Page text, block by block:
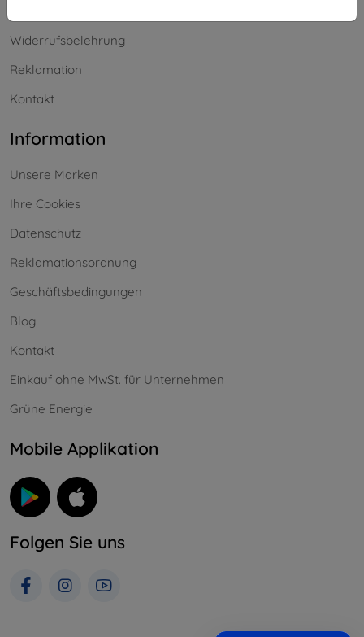
Widerrufsbelehrung
Reklamation
Kontakt
Information
Unsere Marken
Ihre Cookies
Datenschutz
Reklamationsordnung
Geschäftsbedingungen
Blog
Kontakt
Einkauf ohne MwSt. für Unternehmen
Grüne Energie
Mobile Applikation
Folgen Sie uns